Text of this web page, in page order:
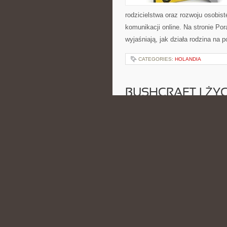
rodzicielstwa oraz rozwoju
komunikacji online. Na stronie
wyjaśniają, jak działa rodzina na
CATEGORIES: HOLANDIA
BUSHCRAFT I